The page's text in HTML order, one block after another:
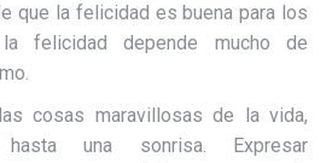
que la felicidad es buena para los
la felicidad depende mucho de
cosas maravillosas de la vida,
una sonrisa. Expresar